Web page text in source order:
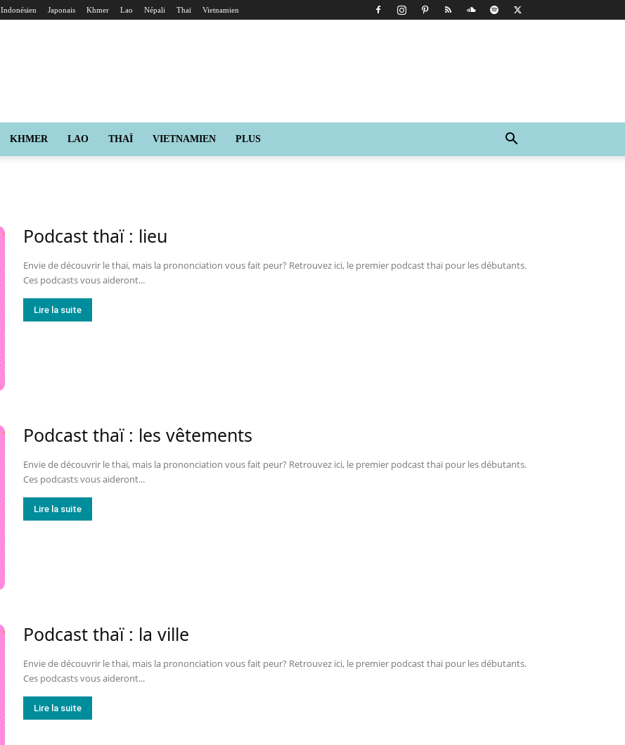
Indonésien Japonais Khmer Lao Népali Thaï Vietnamien
KHMER LAO THAÏ VIETNAMIEN PLUS
Podcast thaï : lieu
Envie de découvrir le thaï, mais la prononciation vous fait peur? Retrouvez ici, le premier podcast thaï pour les débutants.
Ces podcasts vous aideront...
Lire la suite
Podcast thaï : les vêtements
Envie de découvrir le thaï, mais la prononciation vous fait peur? Retrouvez ici, le premier podcast thaï pour les débutants.
Ces podcasts vous aideront...
Lire la suite
Podcast thaï : la ville
Envie de découvrir le thaï, mais la prononciation vous fait peur? Retrouvez ici, le premier podcast thaï pour les débutants.
Ces podcasts vous aideront...
Lire la suite